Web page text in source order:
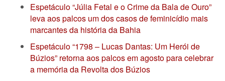
Espetáculo “Júlia Fetal e o Crime da Bala de Ouro”
leva aos palcos um dos casos de feminicídio mais
marcantes da história da Bahia
Espetáculo “1798 – Lucas Dantas: Um Herói de
Búzios” retorna aos palcos em agosto para celebrar
a memória da Revolta dos Búzios